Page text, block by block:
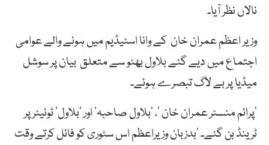
نالاںنظرآیا۔
وزیراعظم عمران خان کے وانا اسٹیڈیم میں ہونے والے عوامی
اجتماع میں دیے گئے بلاول بھٹو سے متعلق بیانپرسوشل
میڈیاپربےلاگتبصرےہوئے۔
’پرائممنسٹرعمرانخان‘، ’بلاولصاحبہ‘اور ’بلاول‘ٹوئیٹرپر
ٹرینڈبنگئے۔ ’بدزبان وزیراعظم اس سٹوری کو فائل کرتے وقت